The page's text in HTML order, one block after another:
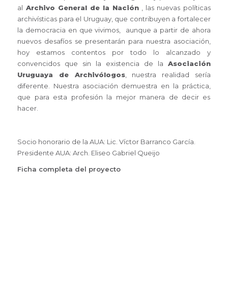
al Archivo General de la Nación , las nuevas políticas
archivísticas para el Uruguay, que contribuyen a fortalecer
la democracia en que vivimos, aunque a partir de ahora
nuevos desafíos se presentarán para nuestra asociación,
hoy estamos contentos por todo lo alcanzado y
convencidos que sin la existencia de la Asociación
Uruguaya de Archivólogos, nuestra realidad sería
diferente. Nuestra asociación demuestra en la práctica,
que para esta profesión la mejor manera de decir es
hacer.
Socio honorario de la AUA: Lic. Víctor Barranco García.
Presidente AUA: Arch. Eliseo Gabriel Queijo
Ficha completa del proyecto